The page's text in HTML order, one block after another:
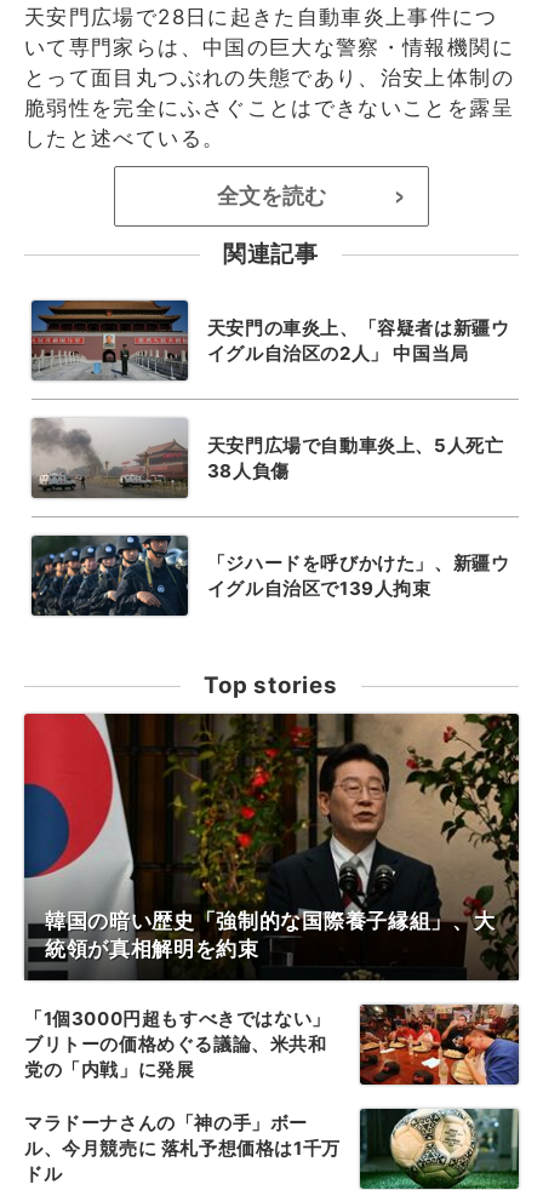
天安門広場で28日に起きた自動車炎上事件につ
いて専門家らは、中国の巨大な警察・情報機関に
とって面目丸つぶれの失態であり、治安上体制の
脆弱性を完全にふさぐことはできないことを露呈
したと述べている。
全文を読む >
関連記事
天安門の車炎上、「容疑者は新疆ウ
イグル自治区の2人」 中国当局
天安門広場で自動車炎上、5人死亡
38人負傷
「ジハードを呼びかけた」、新疆ウ
イグル自治区で139人拘束
Top stories
韓国の暗い歴史「強制的な国際養子縁組」、大
統領が真相解明を約束
「1個3000円超もすべきではない」
ブリトーの価格めぐる議論、米共和
党の「内戦」に発展
マラドーナさんの「神の手」ボー
ル、今月競売に 落札予想価格は1千万
ドル